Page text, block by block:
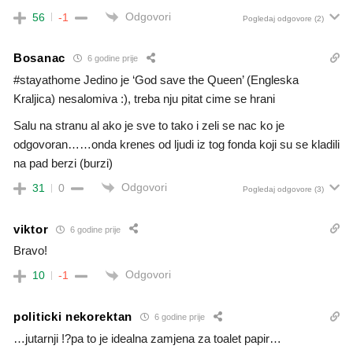
56 -1 Odgovori Pogledaj odgovore (2)
Bosanac 6 godine prije
#stayathome Jedino je ‘God save the Queen’ (Engleska
Kraljica) nesalomiva :), treba nju pitat cime se hrani
Salu na stranu al ako je sve to tako i zeli se nac ko je
odgovoran……onda krenes od ljudi iz tog fonda koji su se kladili
na pad berzi (burzi)
31 0 Odgovori Pogledaj odgovore (3)
viktor 6 godine prije
Bravo!
10 -1 Odgovori
politicki nekorektan 6 godine prije
…jutarnji !?pa to je idealna zamjena za toalet papir…